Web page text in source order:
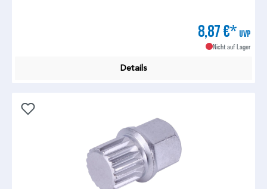
8,87 €* UVP
Nicht auf Lager
Details